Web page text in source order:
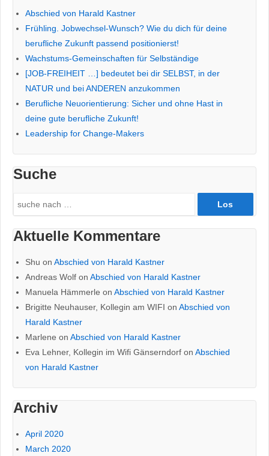
Sinnquelle
Abschied von Harald Kastner
Frühling. Jobwechsel-Wunsch? Wie du dich für deine
berufliche Zukunft passend positionierst!
Wachstums-Gemeinschaften für Selbständige
[JOB-FREIHEIT …] bedeutet bei dir SELBST, in der
NATUR und bei ANDEREN anzukommen
Berufliche Neuorientierung: Sicher und ohne Hast in
deine gute berufliche Zukunft!
Leadership for Change-Makers
Suche
Search
for:
Aktuelle Kommentare
Shu on Abschied von Harald Kastner
Andreas Wolf on Abschied von Harald Kastner
Manuela Hämmerle on Abschied von Harald Kastner
Brigitte Neuhauser, Kollegin am WIFI on Abschied von
Harald Kastner
Marlene on Abschied von Harald Kastner
Eva Lehner, Kollegin im Wifi Gänserndorf on Abschied
von Harald Kastner
Archiv
April 2020
March 2020